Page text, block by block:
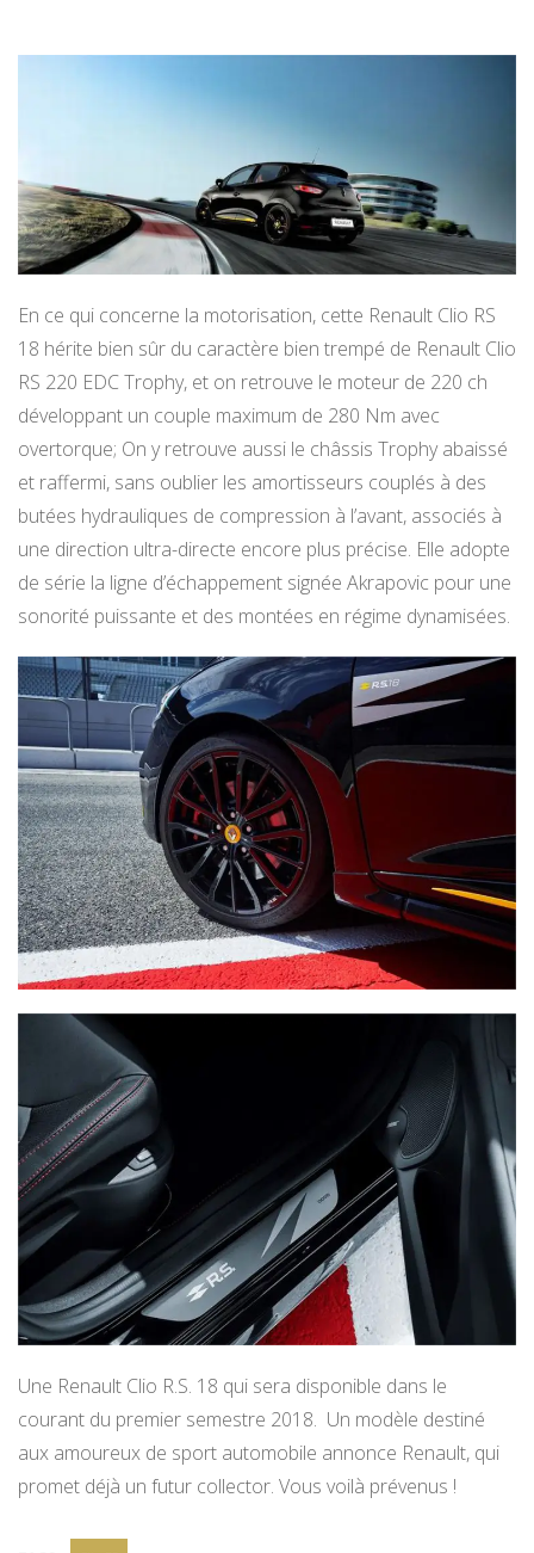
En ce qui concerne la motorisation, cette Renault Clio RS
18 hérite bien sûr du caractère bien trempé de Renault Clio
RS 220 EDC Trophy, et on retrouve le moteur de 220 ch
développant un couple maximum de 280 Nm avec
overtorque; On y retrouve aussi le châssis Trophy abaissé
et raffermi, sans oublier les amortisseurs couplés à des
butées hydrauliques de compression à l’avant, associés à
une direction ultra-directe encore plus précise. Elle adopte
de série la ligne d’échappement signée Akrapovic pour une
sonorité puissante et des montées en régime dynamisées.
Une Renault Clio R.S. 18 qui sera disponible dans le
courant du premier semestre 2018. Un modèle destiné
aux amoureux de sport automobile annonce Renault, qui
promet déjà un futur collector. Vous voilà prévenus !